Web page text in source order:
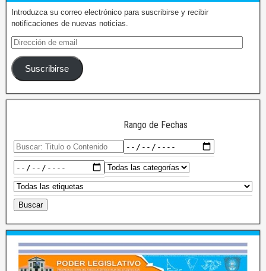
Introduzca su correo electrónico para suscribirse y recibir
notificaciones de nuevas noticias.
Suscribirse
Rango de Fechas